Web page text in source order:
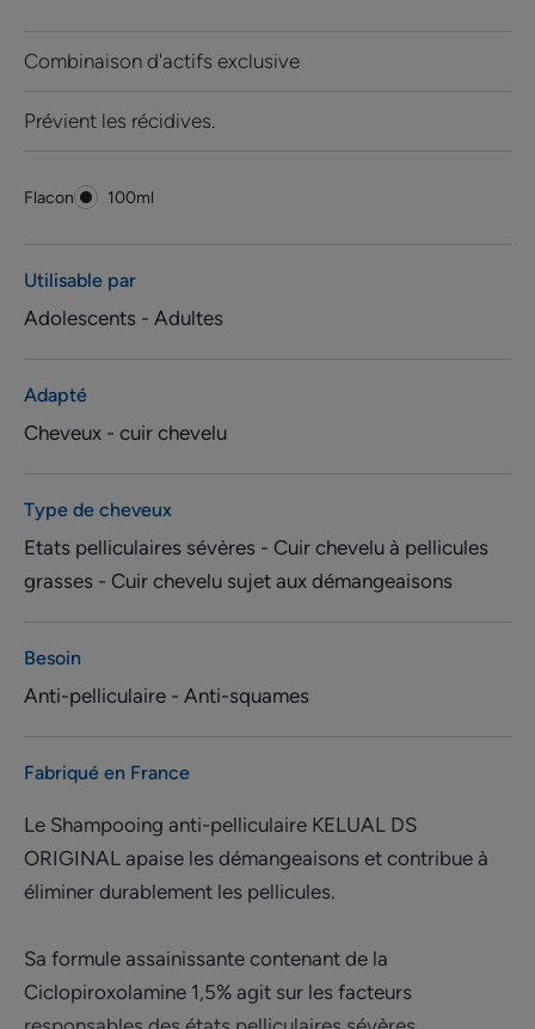
Combinaison d'actifs exclusive
Prévient les récidives.
Flacon Flacon
100ml
Utilisable par
Adolescents - Adultes
Adapté
Cheveux - cuir chevelu
Type de cheveux
Etats pelliculaires sévères - Cuir chevelu à pellicules
grasses - Cuir chevelu sujet aux démangeaisons
Besoin
Anti-pelliculaire - Anti-squames
Fabriqué en France
Le Shampooing anti-pelliculaire KELUAL DS
ORIGINAL apaise les démangeaisons et contribue à
éliminer durablement les pellicules.
Sa formule assainissante contenant de la
Ciclopiroxolamine 1,5% agit sur les facteurs